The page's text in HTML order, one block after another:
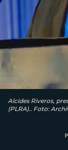
Alcides Riveros,
(PLRA).. Foto: